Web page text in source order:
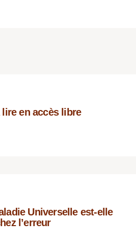
en accès libre
Universelle est-elle
l’erreur